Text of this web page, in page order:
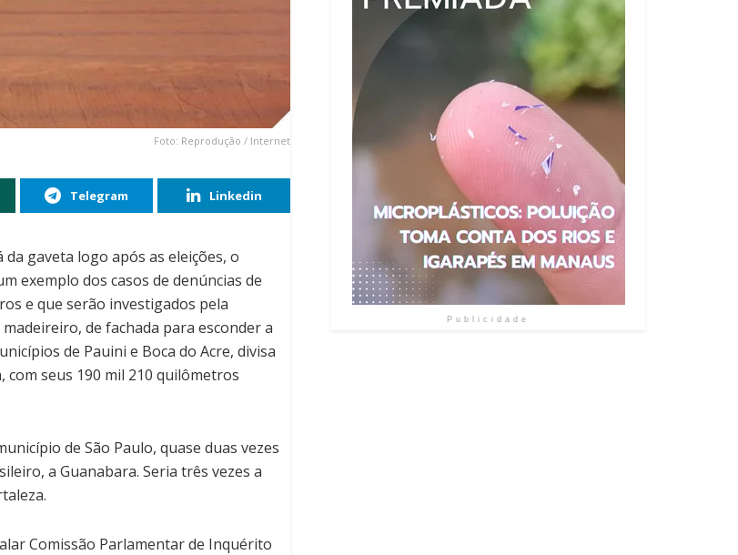
Foto: Reprodução / Internet
Telegram Linkedin
gaveta logo após as eleições, o
exemplo dos casos de denúncias de
e que serão investigados pela
de fachada para esconder a
de Pauini e Boca do Acre, divisa
com seus 190 mil 210 quilômetros
de São Paulo, quase duas vezes
a Guanabara. Seria três vezes a
Comissão Parlamentar de Inquérito
Publicidade